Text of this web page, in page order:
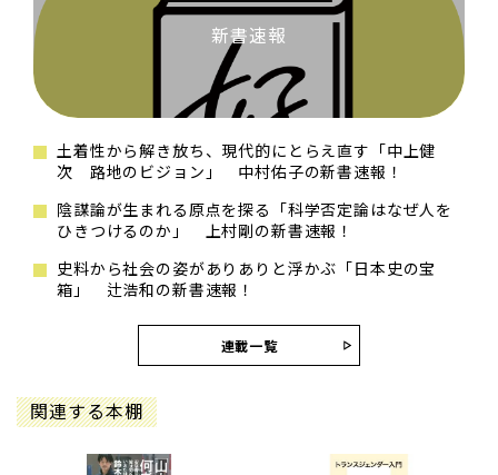
新書速報
土着性から解き放ち、現代的にとらえ直す「中上健
次 路地のビジョン」 中村佑子の新書速報！
陰謀論が生まれる原点を探る「科学否定論はなぜ人を
ひきつけるのか」 上村剛の新書速報！
史料から社会の姿がありありと浮かぶ「日本史の宝
箱」 辻浩和の新書速報！
連載一覧
関連する本棚